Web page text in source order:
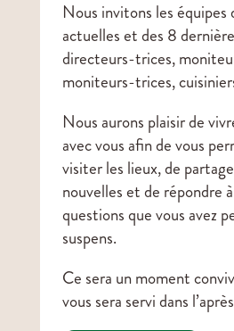
Nous invitons les équipes
actuelles et des 8
directeurs-trices,
moniteurs-trices,
Nous aurons plaisir de
avec vous afin de vous
visiter les lieux, de
nouvelles et de répondre
questions que vous avez
suspens.
Ce sera un moment
vous sera servi dans